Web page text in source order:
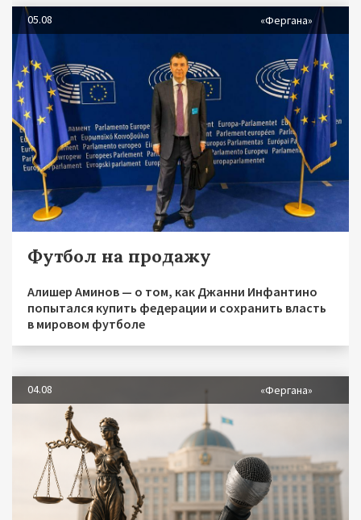
05.08 «Фергана»
Футбол на продажу
Алишер Аминов — о том, как Джанни Инфантино
попытался купить федерации и сохранить власть
в мировом футболе
04.08 «Фергана»